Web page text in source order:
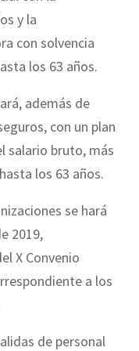
y la
con solvencia
los 63 años.
además de
con un plan
salario bruto, más
los 63 años.
se hará
2019,
X Convenio
a los
de personal